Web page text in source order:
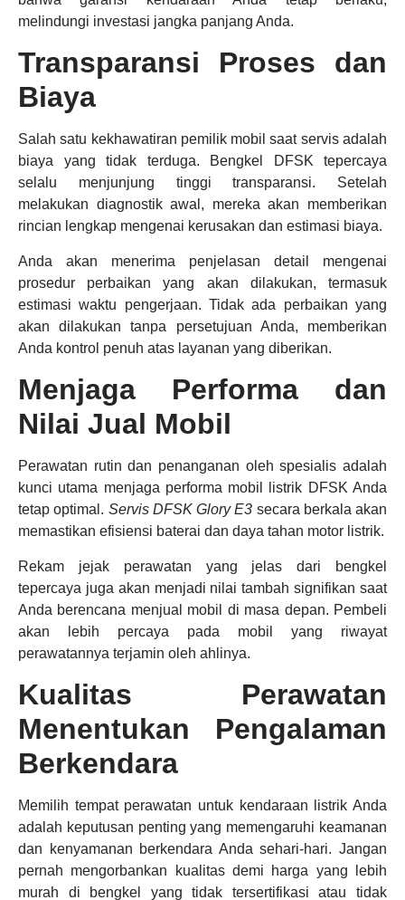
melindungi investasi jangka panjang Anda.
Transparansi Proses dan
Biaya
Salah satu kekhawatiran pemilik mobil saat servis adalah
biaya yang tidak terduga. Bengkel DFSK tepercaya
selalu menjunjung tinggi transparansi. Setelah
melakukan diagnostik awal, mereka akan memberikan
rincian lengkap mengenai kerusakan dan estimasi biaya.
Anda akan menerima penjelasan detail mengenai
prosedur perbaikan yang akan dilakukan, termasuk
estimasi waktu pengerjaan. Tidak ada perbaikan yang
akan dilakukan tanpa persetujuan Anda, memberikan
Anda kontrol penuh atas layanan yang diberikan.
Menjaga Performa dan
Nilai Jual Mobil
Perawatan rutin dan penanganan oleh spesialis adalah
kunci utama menjaga performa mobil listrik DFSK Anda
tetap optimal. Servis DFSK Glory E3 secara berkala akan
memastikan efisiensi baterai dan daya tahan motor listrik.
Rekam jejak perawatan yang jelas dari bengkel
tepercaya juga akan menjadi nilai tambah signifikan saat
Anda berencana menjual mobil di masa depan. Pembeli
akan lebih percaya pada mobil yang riwayat
perawatannya terjamin oleh ahlinya.
Kualitas Perawatan
Menentukan Pengalaman
Berkendara
Memilih tempat perawatan untuk kendaraan listrik Anda
adalah keputusan penting yang memengaruhi keamanan
dan kenyamanan berkendara Anda sehari-hari. Jangan
pernah mengorbankan kualitas demi harga yang lebih
murah di bengkel yang tidak tersertifikasi atau tidak